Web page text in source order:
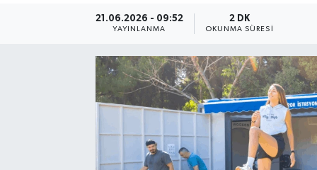
21.06.2026 - 09:52
YAYINLANMA
2 DK
OKUNMA SÜRESI
Resmi Reklam
Röportajlar